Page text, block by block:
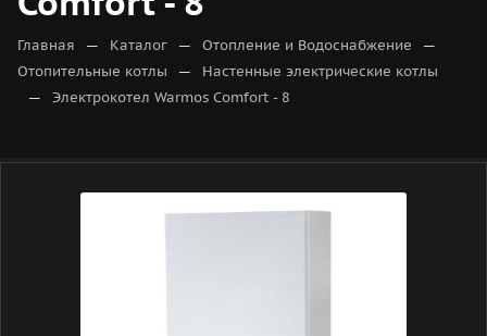
Главная — Каталог — Отопление и Водоснабжение —
Отопительные котлы — Настенные электрические котлы
— Электрокотел Warmos Comfort - 8